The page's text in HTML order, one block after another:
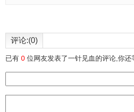
评论:(0)
已有0 位网友发表了一针见血的评论,你还